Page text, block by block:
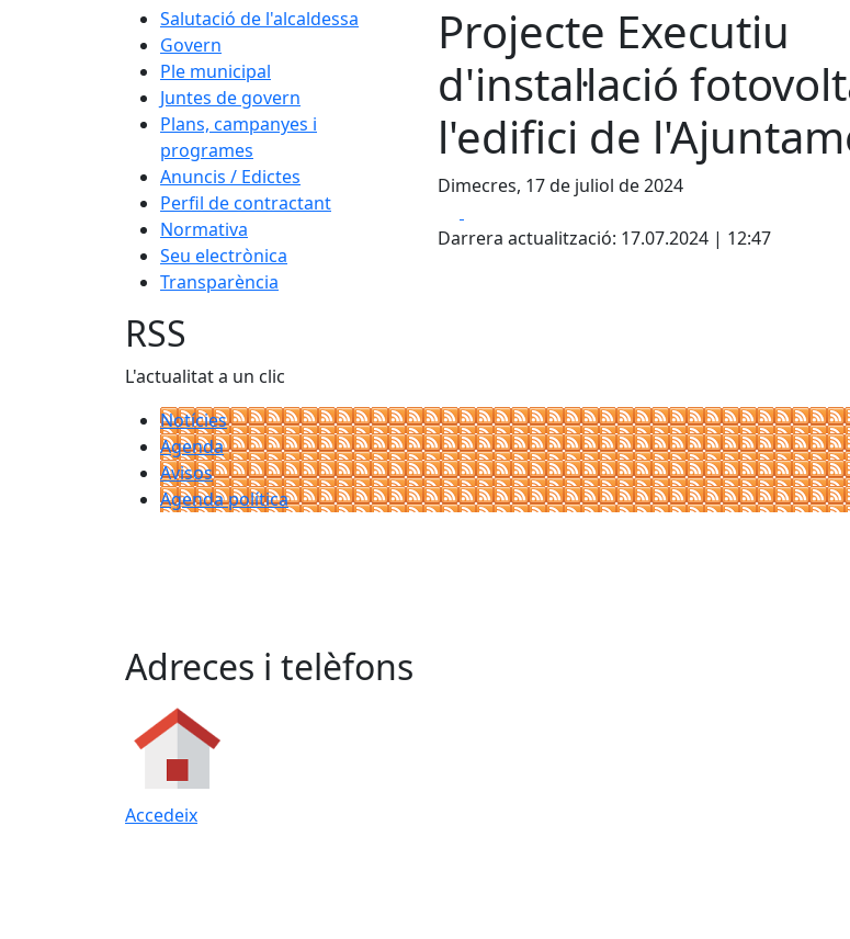
Salutació de l'alcaldessa
Govern
Ple municipal
Juntes de govern
Plans, campanyes i
programes
Anuncis / Edictes
Perfil de contractant
Normativa
Seu electrònica
Transparència
Projecte Executiu
d'instal·lació
l'edifici de
Dimecres, 17 de juliol de 2024
Darrera actualització: 17.07.2024 | 12:47
RSS
L'actualitat a un clic
Notícies
Agenda
Avisos
Agenda política
Adreces i telèfons
Accedeix